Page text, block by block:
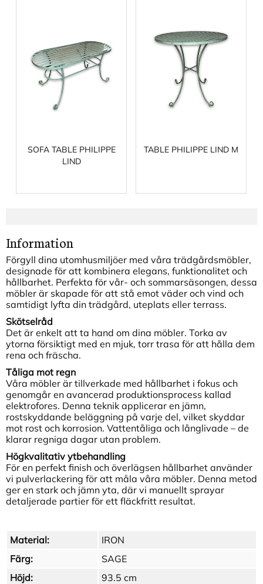
SOFA TABLE PHILIPPE
LIND
TABLE PHILIPPE LIND M
Information
Förgyll dina utomhusmiljöer med våra trädgårdsmöbler,
designade för att kombinera elegans, funktionalitet och
hållbarhet. Perfekta för vår- och sommarsäsongen, dessa
möbler är skapade för att stå emot väder och vind och
samtidigt lyfta din trädgård, uteplats eller terrass.
Skötselråd
Det är enkelt att ta hand om dina möbler. Torka av
ytorna försiktigt med en mjuk, torr trasa för att hålla dem
rena och fräscha.
Tåliga mot regn
Våra möbler är tillverkade med hållbarhet i fokus och
genomgår en avancerad produktionsprocess kallad
elektrofores. Denna teknik applicerar en jämn,
rostskyddande beläggning på varje del, vilket skyddar
mot rost och korrosion. Vattentåliga och långlivade – de
klarar regniga dagar utan problem.
Högkvalitativ ytbehandling
För en perfekt finish och överlägsen hållbarhet använder
vi pulverlackering för att måla våra möbler. Denna metod
ger en stark och jämn yta, där vi manuellt sprayar
detaljerade partier för ett fläckfritt resultat.
Material:
IRON
Färg:
SAGE
Höjd:
93.5 cm